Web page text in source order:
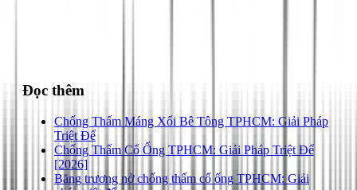
Đọc thêm
Chống Thấm Máng Xối Bê Tông TPHCM: Giải Pháp
Triệt Để
Chống Thấm Cổ Ống TPHCM: Giải Pháp Triệt Để
[2026]
Băng trương nở chống thấm cổ ống TPHCM: Giải